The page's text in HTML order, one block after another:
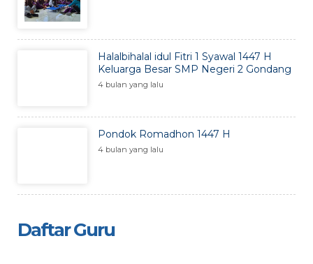
Halalbihalal idul Fitri 1 Syawal 1447 H
Keluarga Besar SMP Negeri 2 Gondang
4 bulan yang lalu
Pondok Romadhon 1447 H
4 bulan yang lalu
Daftar Guru